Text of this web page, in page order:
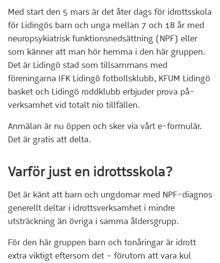
Med start den 5 mars är det åter dags för idrottsskola
för Lidingös barn och unga mellan 7 och 18 år med
neuropsykiatrisk funktionsnedsättning (NPF) eller
som känner att man hör hemma i den här gruppen.
Det är Lidingö stad som tillsammans med
föreningarna IFK Lidingö fotbollsklubb, KFUM Lidingö
basket och Lidingö roddklubb erbjuder prova på-
verksamhet vid totalt nio tillfällen.
Anmälan är nu öppen och sker via vårt e-formulär.
Det är gratis att delta.
Varför just en idrottsskola?
Det är känt att barn och ungdomar med NPF-diagnos
generellt deltar i idrottsverksamhet i mindre
utsträckning än övriga i samma åldersgrupp.
För den här gruppen barn och tonåringar är idrott
extra viktigt eftersom det – förutom att vara kul